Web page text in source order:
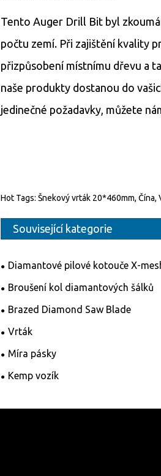
Tento Auger Drill Bit byl
počtu zemí. Při zajištění kvality
přizpůsobení místnímu dřevu a
naše produkty dostanou do
jedinečné požadavky, můžete
Hot Tags: Šnekový vrták 20*460mm,
Související kategorie
Diamantové pilové kotouče X-
Broušení kol diamantových šálků
Brazed Diamond Saw Blade
Vrták
Míra pásky
Kemp vozík